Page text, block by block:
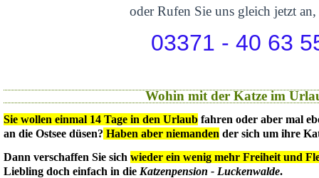
oder Rufen Sie uns gleich jetzt an,
03371 - 40 63
Wohin mit der Katze im
Sie wollen einmal 14 Tage in den Urlaub fahren oder aber mal
an die Ostsee düsen? Haben aber niemanden der sich um ihre
Dann verschaffen Sie sich wieder ein wenig mehr Freiheit und
Liebling doch einfach in die Katzenpension - Luckenwalde.